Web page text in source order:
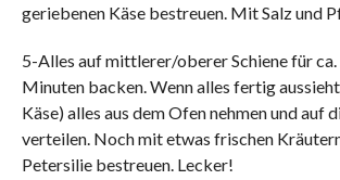
geriebenen Käse bestreuen. Mit Salz und
5-Alles auf mittlerer/oberer Schiene für
Minuten backen. Wenn alles fertig
Käse) alles aus dem Ofen nehmen und auf
verteilen. Noch mit etwas frischen
Petersilie bestreuen. Lecker!